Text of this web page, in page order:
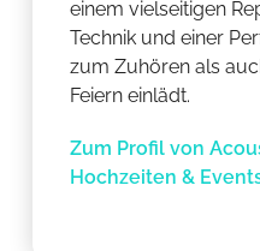
einem vielseitigen
Technik und einer
zum Zuhören als
Feiern einlädt.
Zum Profil von
Hochzeiten &